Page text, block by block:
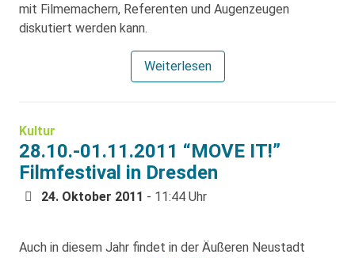
mit Filmemachern, Referenten und Augenzeugen
diskutiert werden kann.
Weiterlesen
Kultur
28.10.-01.11.2011 “MOVE IT!”
Filmfestival in Dresden
24. Oktober 2011 - 11:44 Uhr
Auch in diesem Jahr findet in der Äußeren Neustadt